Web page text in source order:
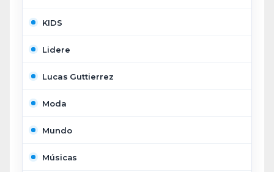
KIDS
Lidere
Lucas Guttierrez
Moda
Mundo
Músicas